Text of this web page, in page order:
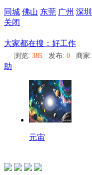
同城 佛山 东莞 广州 深圳
关闭
大家都在搜：好工作
浏览: 385 发布: 0 商家:
助
元宙